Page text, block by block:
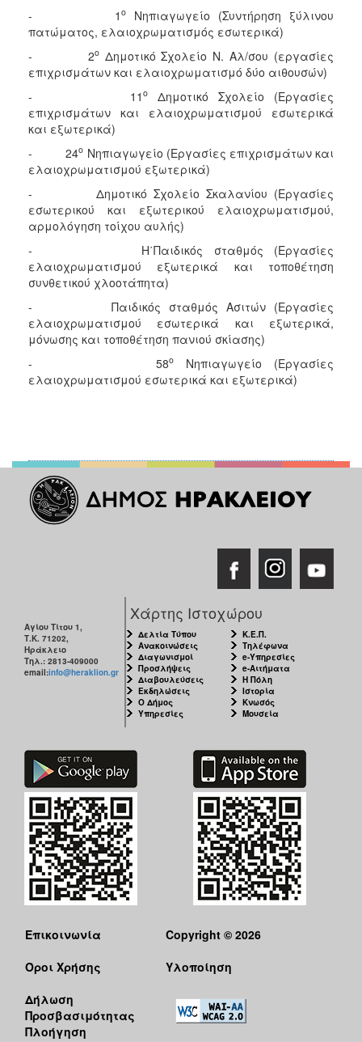
- 1 οΝηπιαγωγείο (Συντήρηση ξύλινου
πατώματος, ελαιοχρωματισμός εσωτερικά)
- 2οΔημοτικό Σχολείο Ν. Αλ/σου (εργασίες
επιχρισμάτων και ελαιοχρωματισμό δύο αιθουσών)
- 11 οΔημοτικό Σχολείο (Εργασίες
επιχρισμάτων και ελαιοχρωματισμού εσωτερικά
και εξωτερικά)
- 24ο Νηπιαγωγείο (Εργασίες επιχρισμάτων και
ελαιοχρωματισμού εξωτερικά)
- Δημοτικό Σχολείο Σκαλανίου (Εργασίες
εσωτερικού και εξωτερικού ελαιοχρωματισμού,
αρμολόγηση τοίχου αυλής)
- Η΄Παιδικός σταθμός (Εργασίες
ελαιοχρωματισμού εξωτερικά και τοποθέτηση
συνθετικού χλοοτάπητα)
- Παιδικός σταθμός Ασιτών (Εργασίες
ελαιοχρωματισμού εσωτερικά και εξωτερικά,
μόνωσης και τοποθέτηση πανιού σκίασης)
- 58οΝηπιαγωγείο (Εργασίες
ελαιοχρωματισμού εσωτερικά και εξωτερικά)
Αγίου Τίτου 1,
Τ.Κ. 71202,
Ηράκλειο
Τηλ.: 2813-409000
email:info@heraklion.gr
Χάρτης Ιστοχώρου
Δελτία Τύπου
Ανακοινώσεις
Διαγωνισμοί
Προσλήψεις
Διαβουλεύσεις
Εκδηλώσεις
Ο Δήμος
Υπηρεσίες
Κ.Ε.Π.
Τηλέφωνα
e-Υπηρεσίες
e-Αιτήματα
Η Πόλη
Ιστορία
Κνωσός
Μουσεία
Επικοινωνία
Όροι Χρήσης
Δήλωση
Προσβασιμότητας
Πλοήγηση
Copyright © 2026
Υλοποίηση